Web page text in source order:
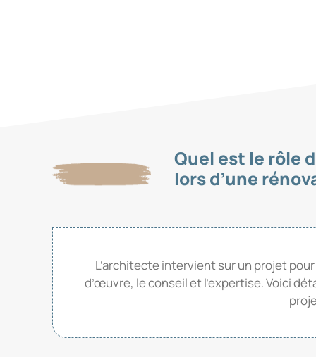
Quel est le rôle
lors d’une
L’architecte intervient sur un projet
d’œuvre, le conseil et l’expertise. Voici